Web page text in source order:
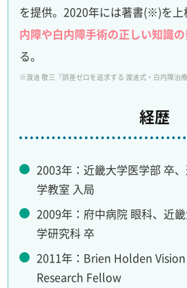
を提供。2020年には著書(※)を上
内障や白内障手術の正しい知識
る。
※渡邊 敬三『誤差ゼロを追求する 渡邊式・白内障治
経歴
2003年：近畿大学医学部 卒
学教室 入局
2009年：府中病院 眼科、近
学研究科 卒
2011年：Brien Holden
Research Fellow